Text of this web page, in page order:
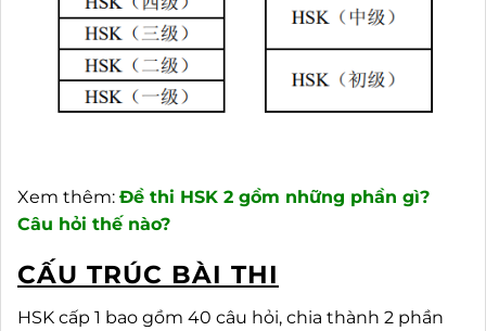
Xem thêm: Đề thi HSK 2 gồm những phần gì?
Câu hỏi thế nào?
CẤU TRÚC BÀI THI
HSK cấp 1 bao gồm 40 câu hỏi, chia thành 2 phần